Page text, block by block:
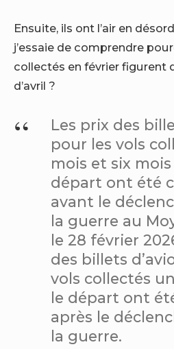
Ensuite, ils ont l’air en
j’essaie de comprendre
collectés en février figurent
d’avril ?
Les prix des
pour les vols
mois et six
départ ont été
avant le
la guerre au
le 28 février
des billets
vols collectés
le départ ont
après le
la guerre.